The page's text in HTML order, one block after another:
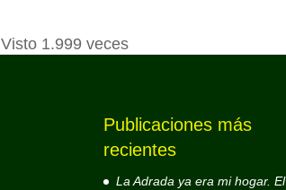
Visto 1.999 veces
Publicaciones más
recientes
La Adrada ya era mi hogar. El